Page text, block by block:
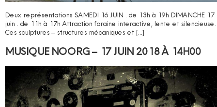
Deux représentations SAMEDI 16 JUIN . de 13h à 19h DIMANCHE 17
juin . de 11h à 17h Attraction foraine interactive, lente et silencieuse.
Ces sculptures – structures mécaniques et […]
MUSIQUE NOORG – 17 JUIN 2018 À 14H00